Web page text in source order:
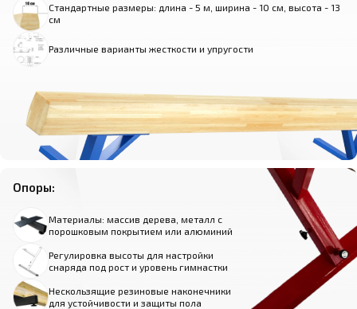
Стандартные размеры: длина - 5 м, ширина - 10 см, высота - 13
см
Различные варианты жесткости и упругости
Опоры:
Материалы: массив дерева, металл с
порошковым покрытием или алюминий
Регулировка высоты для настройки
снаряда под рост и уровень гимнастки
Нескользящие резиновые наконечники
для устойчивости и защиты пола